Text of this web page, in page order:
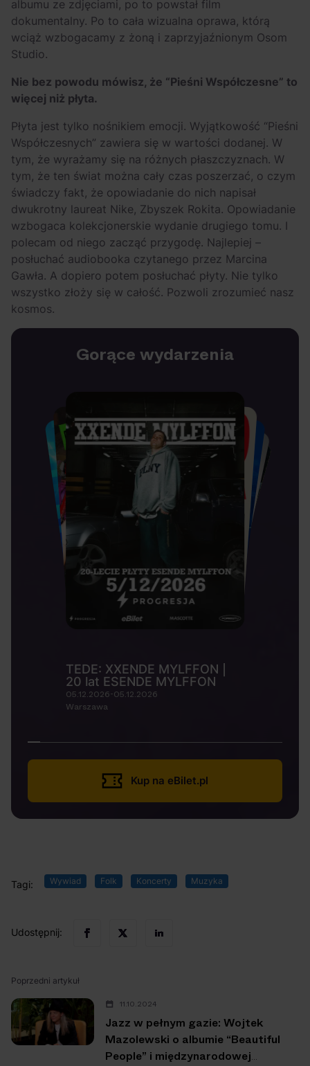
albumu ze zdjęciami, po to powstał film
dokumentalny. Po to cała wizualna oprawa, którą
wciąż wzbogacamy z żoną i zaprzyjaźnionym Osom
Studio.
Nie bez powodu mówisz, że “Pieśni Współczesne” to
więcej niż płyta.
Płyta jest tylko nośnikiem emocji. Wyjątkowość “Pieśni
Współczesnych” zawiera się w wartości dodanej. W
tym, że wyrażamy się na różnych płaszczyznach. W
tym, że ten świat można cały czas poszerzać, o czym
świadczy fakt, że opowiadanie do nich napisał
dwukrotny laureat Nike, Zbyszek Rokita. Opowiadanie
wzbogaca kolekcjonerskie wydanie drugiego tomu. I
polecam od niego zacząć przygodę. Najlepiej –
posłuchać audiobooka czytanego przez Marcina
Gawła. A dopiero potem posłuchać płyty. Nie tylko
wszystko złoży się w całość. Pozwoli zrozumieć nasz
kosmos.
Gorące wydarzenia
TEDE: XXENDE MYLFFON |
20 lat ESENDE MYLFFON
05.12.2026-05.12.2026
Warszawa
Kup na eBilet.pl
Tagi: Wywiad Folk Koncerty Muzyka
Udostępnij:
Poprzedni artykuł
11.10.2024
Jazz w pełnym gazie: Wojtek
Mazolewski o albumie “Beautiful
People” i międzynarodowej